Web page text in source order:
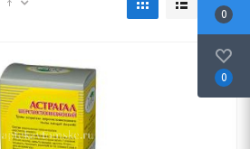
0
0